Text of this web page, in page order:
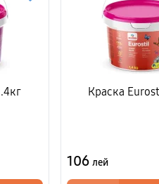
Краска
106 лей